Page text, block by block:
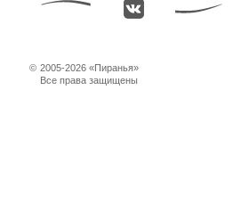
© 2005-2026 «Пиранья»
Все права защищены